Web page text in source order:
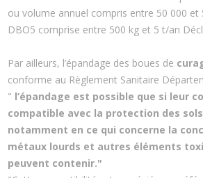
ou volume annuel compris entre 50 000 et
DBO5 comprise entre 500 kg et 5 t/an
Par ailleurs, l’épandage des boues de
conforme au Règlement Sanitaire
" l’épandage est possible que si leur
compatible avec la protection des
notamment en ce qui concerne la
métaux lourds et autres éléments
peuvent contenir."